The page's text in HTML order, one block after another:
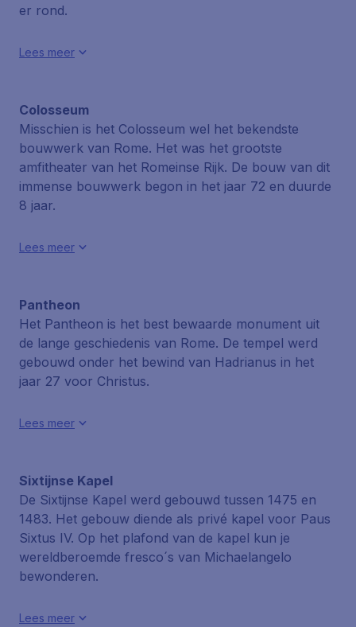
er rond.
Lees meer
Colosseum
Misschien is het Colosseum wel het bekendste
bouwwerk van Rome. Het was het grootste
amfitheater van het Romeinse Rijk. De bouw van dit
immense bouwwerk begon in het jaar 72 en duurde
8 jaar.
Lees meer
Pantheon
Het Pantheon is het best bewaarde monument uit
de lange geschiedenis van Rome. De tempel werd
gebouwd onder het bewind van Hadrianus in het
jaar 27 voor Christus.
Lees meer
Sixtijnse Kapel
De Sixtijnse Kapel werd gebouwd tussen 1475 en
1483. Het gebouw diende als privé kapel voor Paus
Sixtus IV. Op het plafond van de kapel kun je
wereldberoemde fresco´s van Michaelangelo
bewonderen.
Lees meer